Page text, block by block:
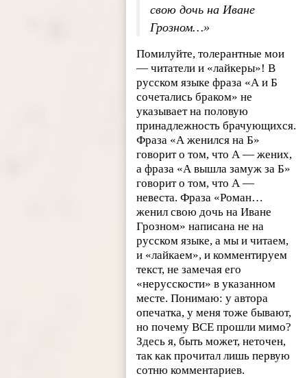
свою дочь на Иване
Грозном…»
Помилуйте, толерантные мои
— читатели и «лайкеры»! В
русском языке фраза «А и Б
сочетались браком» не
указывает на половую
принадлежность брачующихся.
Фраза «А женился на Б»
говорит о том, что А — жених,
а фраза «А вышла замуж за Б»
говорит о том, что А —
невеста. Фраза «Роман…
женил свою дочь на Иване
Грозном» написана не на
русском языке, а мы и читаем,
и «лайкаем», и комментируем
текст, не замечая его
«нерусскости» в указанном
месте. Понимаю: у автора
опечатка, у меня тоже бывают,
но почему ВСЕ прошли мимо?
Здесь я, быть может, неточен,
так как прочитал лишь первую
сотню комментариев.